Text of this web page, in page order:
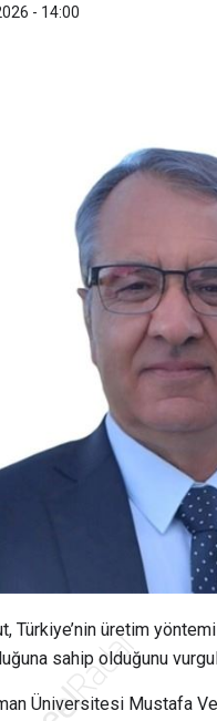
- 14:00
Türkiye’nin üretim
sahip olduğunu
Üniversitesi Mustafa